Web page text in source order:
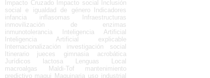
Impacto Cruzado
Impacto social
Inclusión
social e igualdad de género
Indicadores
infancia
inflasomas
Infraestructuras
inmovilización de enzimas
inmunotolerancia
Inteligencia Artificial
Inteligencia Artificial explicable
Internacionalización
investigación social
Itinerario
jueces gimnasia acrobática
Jurídicos
lactosa Lenguas
Local
macroalgas
Maldi-Tof
mantenimiento
predictivo maqui Maquinaria uso industrial